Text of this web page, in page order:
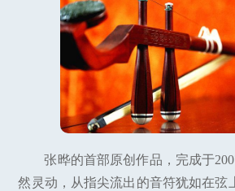
张晔的首部原创作品，完成于
然灵动，从指尖流出的音符犹如在弦